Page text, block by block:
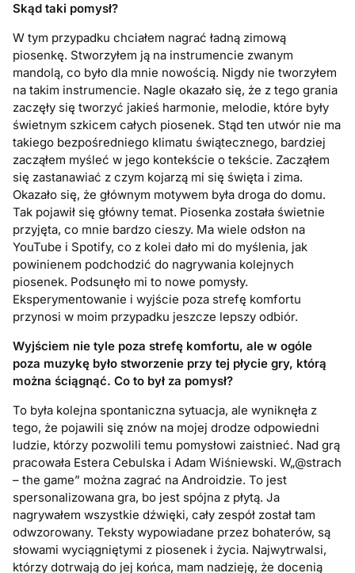
Skąd taki pomysł?
W tym przypadku chciałem nagrać ładną zimową
piosenkę. Stworzyłem ją na instrumencie zwanym
mandolą, co było dla mnie nowością. Nigdy nie tworzyłem
na takim instrumencie. Nagle okazało się, że z tego grania
zaczęły się tworzyć jakieś harmonie, melodie, które były
świetnym szkicem całych piosenek. Stąd ten utwór nie ma
takiego bezpośredniego klimatu świątecznego, bardziej
zacząłem myśleć w jego kontekście o tekście. Zacząłem
się zastanawiać z czym kojarzą mi się święta i zima.
Okazało się, że głównym motywem była droga do domu.
Tak pojawił się główny temat. Piosenka została świetnie
przyjęta, co mnie bardzo cieszy. Ma wiele odsłon na
YouTube i Spotify, co z kolei dało mi do myślenia, jak
powinienem podchodzić do nagrywania kolejnych
piosenek. Podsunęło mi to nowe pomysły.
Eksperymentowanie i wyjście poza strefę komfortu
przynosi w moim przypadku jeszcze lepszy odbiór.
Wyjściem nie tyle poza strefę komfortu, ale w ogóle
poza muzykę było stworzenie przy tej płycie gry, którą
można ściągnąć. Co to był za pomysł?
To była kolejna spontaniczna sytuacja, ale wyniknęła z
tego, że pojawili się znów na mojej drodze odpowiedni
ludzie, którzy pozwolili temu pomysłowi zaistnieć. Nad grą
pracowała Estera Cebulska i Adam Wiśniewski. W„@strach
– the game” można zagrać na Androidzie. To jest
spersonalizowana gra, bo jest spójna z płytą. Ja
nagrywałem wszystkie dźwięki, cały zespół został tam
odwzorowany. Teksty wypowiadane przez bohaterów, są
słowami wyciągniętymi z piosenek i życia. Najwytrwalsi,
którzy dotrwają do jej końca, mam nadzieję, że docenią